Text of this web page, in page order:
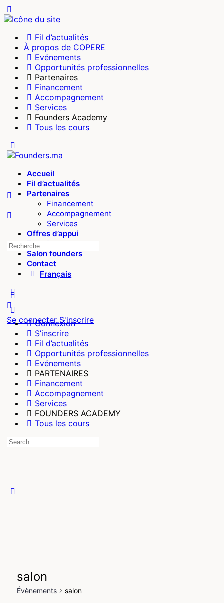
Fil d’actualités
À propos de COPERE
Evénements
Opportunités professionnelles
Partenaires
Financement
Accompagnement
Services
Founders Academy
Tous les cours
Accueil
Fil d’actualités
Partenaires
Financement
Accompagnement
Services
Offres d’appui
Founders
Salon founders
Contact
Français
Se connecterS'inscrire
Connexion
S’inscrire
Fil d’actualités
Opportunités professionnelles
Evénements
PARTENAIRES
Financement
Accompagnement
Services
FOUNDERS ACADEMY
Tous les cours
salon
Évènements salon